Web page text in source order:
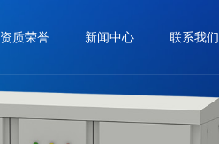
资质荣誉 新闻中心 联系我们